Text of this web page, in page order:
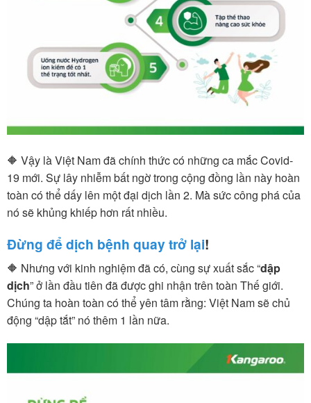
🔶 Vậy là Việt Nam đã chính thức có những ca mắc Covid-
19 mới. Sự lây nhiễm bất ngờ trong cộng đồng lần này hoàn
toàn có thể dấy lên một đại dịch lần 2. Mà sức công phá của
nó sẽ khủng khiếp hơn rất nhiều.
Đừng để dịch bệnh quay trở lại!
🔶 Nhưng với kinh nghiệm đã có, cùng sự xuất sắc “dập
dịch” ở lần đầu tiên đã được ghi nhận trên toàn Thế giới.
Chúng ta hoàn toàn có thể yên tâm rằng: Việt Nam sẽ chủ
động “dập tắt” nó thêm 1 lần nữa.